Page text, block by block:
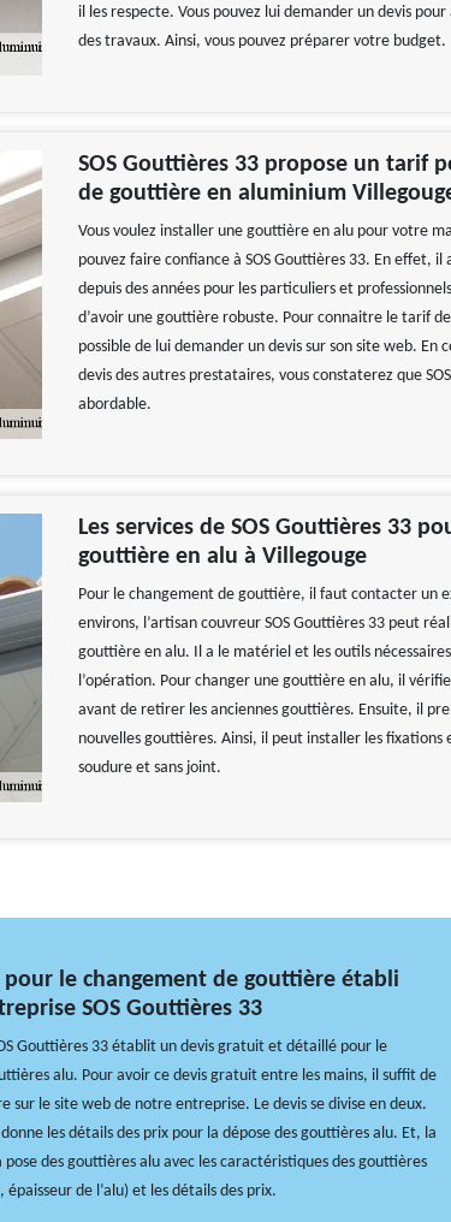
il les respecte. Vous pouvez lui demander un devis
des travaux. Ainsi, vous pouvez préparer votre budget.
SOS Gouttières 33 propose un tarif
de gouttière en aluminium
Vous voulez installer une gouttière en alu pour votre
pouvez faire confiance à SOS Gouttières 33. En effet, il
depuis des années pour les particuliers et
d’avoir une gouttière robuste. Pour connaitre le tarif
possible de lui demander un devis sur son site web. En
devis des autres prestataires, vous constaterez que
abordable.
Les services de SOS Gouttières 33
gouttière en alu à Villegouge
Pour le changement de gouttière, il faut contacter un
environs, l’artisan couvreur SOS Gouttières 33 peut
gouttière en alu. Il a le matériel et les outils
l’opération. Pour changer une gouttière en alu, il
avant de retirer les anciennes gouttières. Ensuite, il
nouvelles gouttières. Ainsi, il peut installer les fixations
soudure et sans joint.
le changement de gouttière établi
SOS Gouttières 33
Gouttières 33 établit un devis gratuit et détaillé pour le
alu. Pour avoir ce devis gratuit entre les mains, il suffit de
sur le site web de notre entreprise. Le devis se divise en deux.
les détails des prix pour la dépose des gouttières alu. Et, la
des gouttières alu avec les caractéristiques des gouttières
de l’alu) et les détails des prix.